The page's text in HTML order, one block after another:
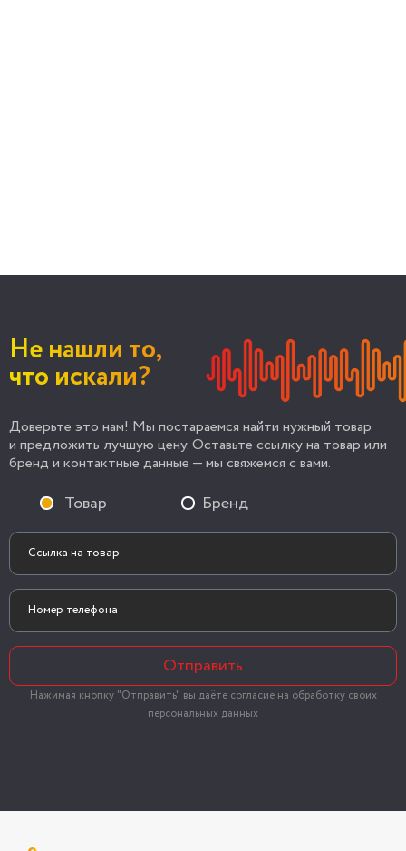
Не нашли то,
что искали?
Доверьте это нам! Мы постараемся найти нужный товар
и предложить лучшую цену. Оставьте ссылку на товар или
бренд и контактные данные — мы свяжемся с вами.
Товар Бренд
Отправить
Нажимая кнопку "Отправить" вы даёте согласие на обработку своих
персональных данных